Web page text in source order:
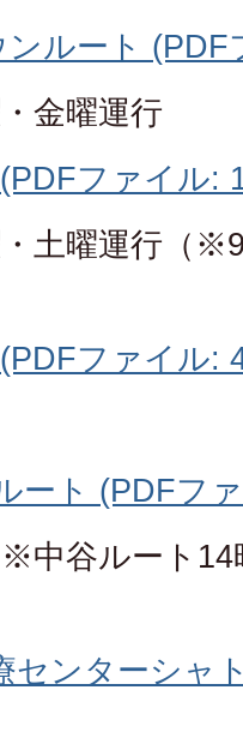
ルート (PDF
金曜運行
ファイル:
土曜運行（
ファイル:
ート (PDFフ
中谷ルート
センターシャ